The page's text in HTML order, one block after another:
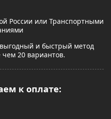
России или Транспортными
и быстрый метод
чем 20 вариантов.
к оплате: